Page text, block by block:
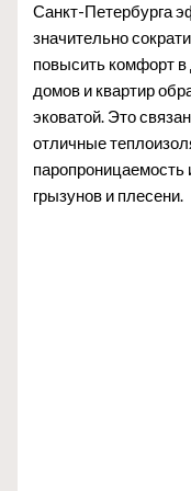
Санкт-Петербурга
значительно
повысить комфорт
домов и квартир
эковатой. Это
отличные
паропроницаемость
грызунов и плесени.